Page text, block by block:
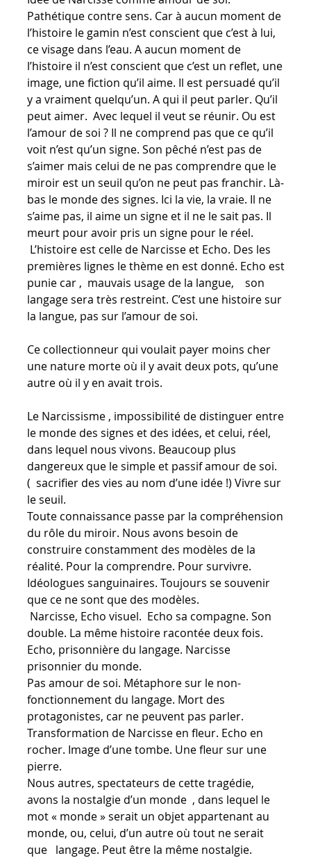
Pathétique contre sens. Car à aucun moment de
l’histoire le gamin n’est conscient que c’est à lui,
ce visage dans l’eau. A aucun moment de
l’histoire il n’est conscient que c’est un reflet, une
image, une fiction qu’il aime. Il est persuadé qu’il
y a vraiment quelqu’un. A qui il peut parler. Qu’il
peut aimer. Avec lequel il veut se réunir. Ou est
l’amour de soi ? Il ne comprend pas que ce qu’il
voit n’est qu’un signe. Son pêché n’est pas de
s’aimer mais celui de ne pas comprendre que le
miroir est un seuil qu’on ne peut pas franchir. Là-
bas le monde des signes. Ici la vie, la vraie. Il ne
s’aime pas, il aime un signe et il ne le sait pas. Il
meurt pour avoir pris un signe pour le réel.
L’histoire est celle de Narcisse et Echo. Des les
premières lignes le thème en est donné. Echo est
punie car , mauvais usage de la langue, son
langage sera très restreint. C’est une histoire sur
la langue, pas sur l’amour de soi.
Ce collectionneur qui voulait payer moins cher
une nature morte où il y avait deux pots, qu’une
autre où il y en avait trois.
Le Narcissisme , impossibilité de distinguer entre
le monde des signes et des idées, et celui, réel,
dans lequel nous vivons. Beaucoup plus
dangereux que le simple et passif amour de soi.
( sacrifier des vies au nom d’une idée !) Vivre sur
le seuil.
Toute connaissance passe par la compréhension
du rôle du miroir. Nous avons besoin de
construire constamment des modèles de la
réalité. Pour la comprendre. Pour survivre.
Idéologues sanguinaires. Toujours se souvenir
que ce ne sont que des modèles.
Narcisse, Echo visuel. Echo sa compagne. Son
double. La même histoire racontée deux fois.
Echo, prisonnière du langage. Narcisse
prisonnier du monde.
Pas amour de soi. Métaphore sur le non-
fonctionnement du langage. Mort des
protagonistes, car ne peuvent pas parler.
Transformation de Narcisse en fleur. Echo en
rocher. Image d’une tombe. Une fleur sur une
pierre.
Nous autres, spectateurs de cette tragédie,
avons la nostalgie d’un monde , dans lequel le
mot « monde » serait un objet appartenant au
monde, ou, celui, d’un autre où tout ne serait
que langage. Peut être la même nostalgie.